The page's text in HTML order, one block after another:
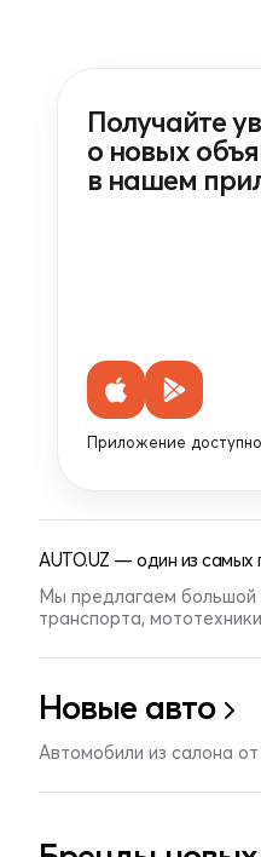
Получайте
о новых
в нашем
Приложение
AUTO.UZ — один из
Мы предлагаем большой
транспорта,
Новые авто
Автомобили из салона